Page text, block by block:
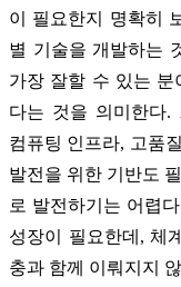
이 필요한지 명확히
별 기술을 개발하는
가장 잘할 수 있는
다는 것을 의미한다.
컴퓨팅 인프라, 고품
발전을 위한 기반도
로 발전하기는 어렵
성장이 필요한데, 체
충과 함께 이뤄지지